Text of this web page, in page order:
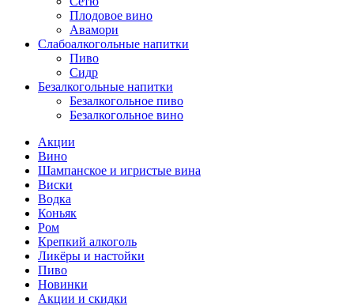
Плодовое вино
Авамори
Слабоалкогольные напитки
Пиво
Сидр
Безалкогольные напитки
Безалкогольное пиво
Безалкогольное вино
Акции
Вино
Шампанское и игристые вина
Виски
Водка
Коньяк
Ром
Крепкий алкоголь
Ликёры и настойки
Пиво
Новинки
Акции и скидки